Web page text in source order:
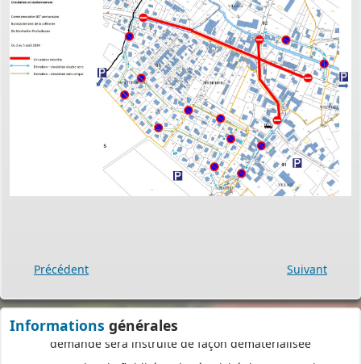
Précédent Suivant
Informations générales
réception
et de prise en compte de votre dossier qu’un dépôt par papier.
Nous vous proposons un téléservice, destiné aux particuliers
comme aux professionnels,
saisir et déposer toutes les pièces de votre dossier
directement en ligne,
à tout moment et où que vous soyez, dans le cadre d’une
démarche simplifiée.
Plus besoin d’imprimer vos demandes en de multiples
exemplaires, d’envoyer des plis en recommandé avec accusé de
de frais d’envoi et de temps. Vous pouvez également suivre en
accéder aux courriers de la mairie, etc. Une fois déposée, votre
demande sera instruite de façon dématérialisée
pour assurer plus de fluidité et de réactivité dans son traitement.